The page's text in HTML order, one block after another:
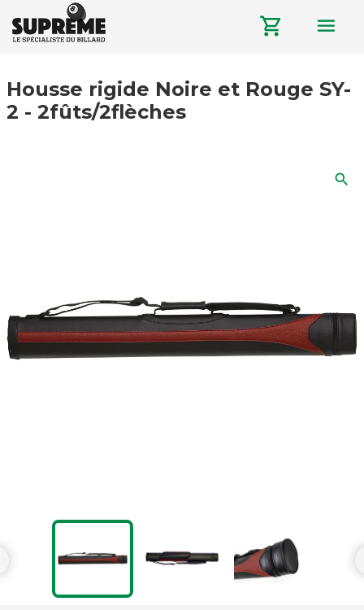
shopping_cart menu
Housse rigide Noire et Rouge SY-
2 - 2fûts/2flèches
search